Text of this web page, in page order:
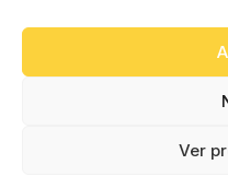
Ver
Palavra dos Bispos